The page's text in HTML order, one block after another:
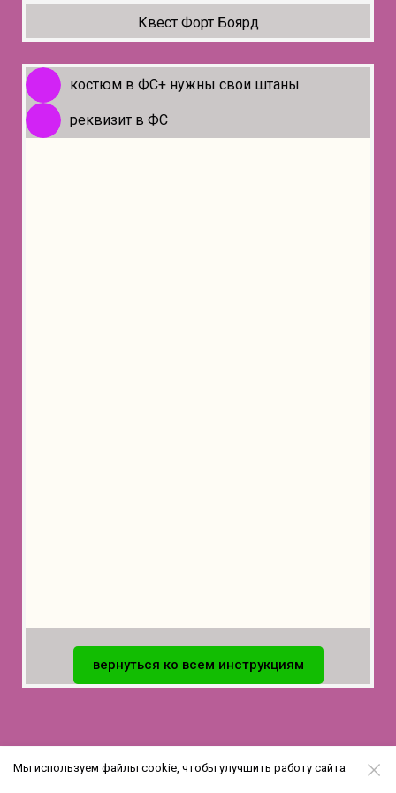
Квест Форт Боярд
костюм в ФС+ нужны свои штаны
реквизит в ФС
вернуться ко всем инструкциям
Мы используем файлы cookie, чтобы улучшить работу сайта